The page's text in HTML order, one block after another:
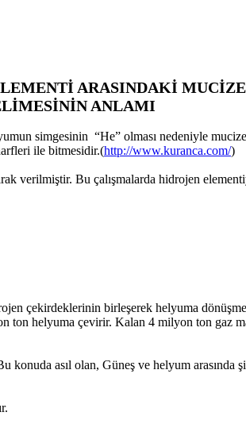
ARASINDAKİ
ANLAMI
simgesinin “He” olması nedeniyle
ile bitmesidir.(http://www.kuranca.com/)
verilmiştir. Bu çalışmalarda hidrojen
çekirdeklerinin birleşerek helyuma
ton helyuma çevirir. Kalan 4 milyon ton
asıl olan, Güneş ve helyum arasında